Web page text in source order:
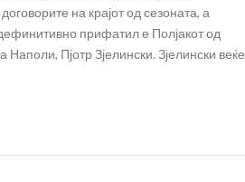
на крајот од сезоната, а
прифатил е Полјакот од
Наполи, Пјотр Зјелински. Зјелински веќе